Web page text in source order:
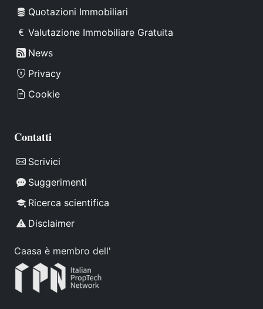
Quotazioni Immobiliari
Valutazione Immobiliare Gratuita
News
Privacy
Cookie
Contatti
Scrivici
Suggerimenti
Ricerca scientifica
Disclaimer
Caasa è membro dell'